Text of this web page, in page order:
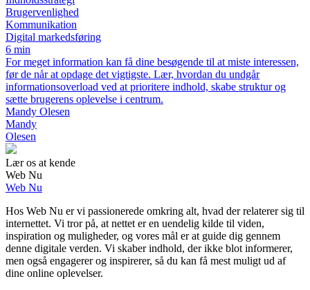
Brugervenlighed
Kommunikation
Digital markedsføring
6 min
For meget information kan få dine besøgende til at miste interessen,
før de når at opdage det vigtigste. Lær, hvordan du undgår
informationsoverload ved at prioritere indhold, skabe struktur og
sætte brugerens oplevelse i centrum.
Mandy Olesen
Mandy
Olesen
Lær os at kende
Web Nu
Web Nu
Hos Web Nu er vi passionerede omkring alt, hvad der relaterer sig til
internettet. Vi tror på, at nettet er en uendelig kilde til viden,
inspiration og muligheder, og vores mål er at guide dig gennem
denne digitale verden. Vi skaber indhold, der ikke blot informerer,
men også engagerer og inspirerer, så du kan få mest muligt ud af
dine online oplevelser.